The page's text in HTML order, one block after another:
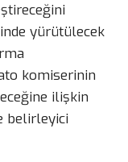
yürütülecek
komiserinin
ilişkin
belirleyici